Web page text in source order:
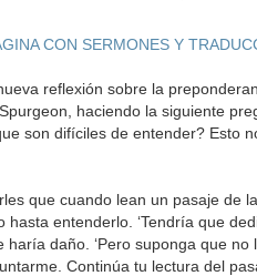
CON SERMONES Y
reflexión sobre la
haciendo la siguiente
son difíciles de entender? Esto
que cuando lean un pasaje de
entenderlo. ‘Tendría que
haría daño. ‘Pero suponga que no
Continúa tu lectura del